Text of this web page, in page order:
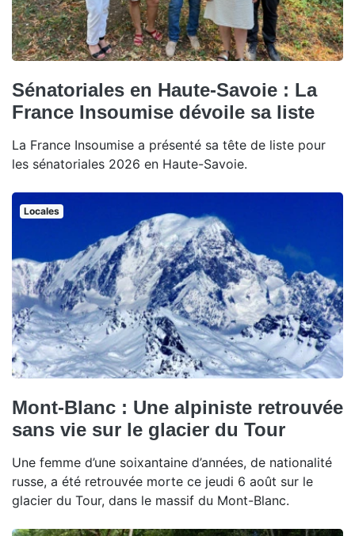
Sénatoriales en Haute-Savoie : La
France Insoumise dévoile sa liste
La France Insoumise a présenté sa tête de liste pour
les sénatoriales 2026 en Haute-Savoie.
Locales
Mont-Blanc : Une alpiniste retrouvée
sans vie sur le glacier du Tour
Une femme d’une soixantaine d’années, de nationalité
russe, a été retrouvée morte ce jeudi 6 août sur le
glacier du Tour, dans le massif du Mont-Blanc.